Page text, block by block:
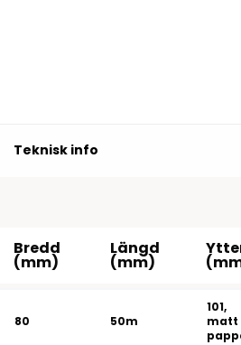
Teknisk info
Bredd
(mm)
Längd
(mm)
80 50m
101,
matt